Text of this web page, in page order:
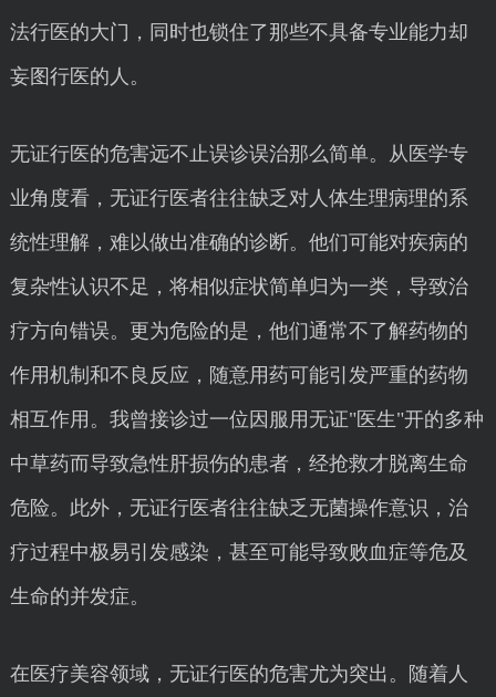
法行医的大门，同时也锁住了那些不具备专业能力却
妄图行医的人。
无证行医的危害远不止误诊误治那么简单。从医学专
业角度看，无证行医者往往缺乏对人体生理病理的系
统性理解，难以做出准确的诊断。他们可能对疾病的
复杂性认识不足，将相似症状简单归为一类，导致治
疗方向错误。更为危险的是，他们通常不了解药物的
作用机制和不良反应，随意用药可能引发严重的药物
相互作用。我曾接诊过一位因服用无证"医生"开的多种
中草药而导致急性肝损伤的患者，经抢救才脱离生命
危险。此外，无证行医者往往缺乏无菌操作意识，治
疗过程中极易引发感染，甚至可能导致败血症等危及
生命的并发症。
在医疗美容领域，无证行医的危害尤为突出。随着人